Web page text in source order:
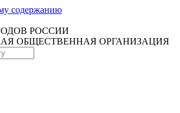
содержанию
РОССИИ
ОБЩЕСТВЕННАЯ ОРГАНИЗАЦИЯ